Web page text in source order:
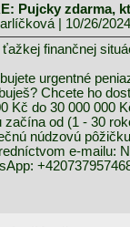
Pujcky zdarma,
| 10/26/
ťažkej finančnej
urgentné
Chcete ho
Kč do 30 000 000
začína od (1 - 30
núdzovú
e-mailu: